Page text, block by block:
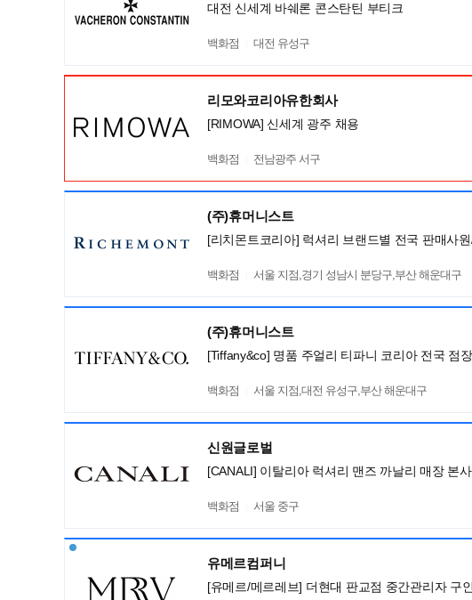
대전 신세계 바쉐론 콘스탄틴 부티크
백화점 대전 유성구
리모와코리아유한회사
[RIMOWA] 신세계 광주 채용
백화점 전남광주 서구
(주)휴머니스트
[리치몬트코리아] 럭셔리 브랜드별 전국 판매사
백화점 서울 지점,경기 성남시 분당구,부산 해운대구
(주)휴머니스트
[Tiffany&co] 명품 주얼리 티파니 코리아 전국 점
백화점 서울 지점,대전 유성구,부산 해운대구
신원글로벌
[CANALI] 이탈리아 럭셔리 맨즈 까날리 매장 본
백화점 서울 중구
유메르컴퍼니
[유메르/메르레브] 더현대 판교점 중간관리자 구인